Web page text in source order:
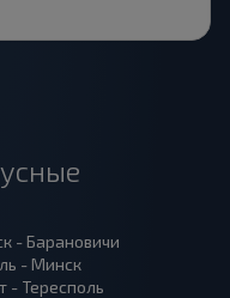
- Барановичи
- Минск
- Тересполь